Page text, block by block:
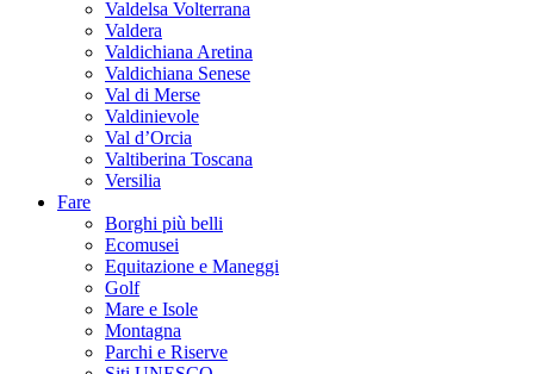
Valdelsa Volterrana
Valdera
Valdichiana Aretina
Valdichiana Senese
Val di Merse
Valdinievole
Val d’Orcia
Valtiberina Toscana
Versilia
Fare
Borghi più belli
Ecomusei
Equitazione e Maneggi
Golf
Mare e Isole
Montagna
Parchi e Riserve